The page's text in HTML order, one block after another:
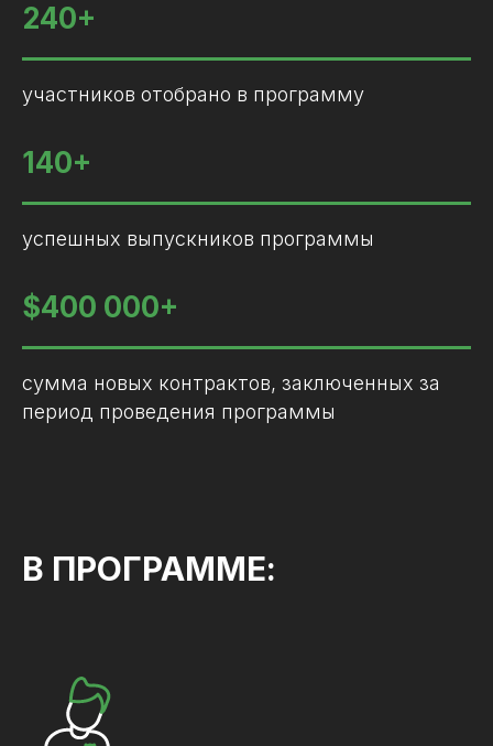
240+
участников отобрано в программу
140+
успешных выпускников программы
$400 000+
сумма новых контрактов, заключенных за
период проведения программы
В ПРОГРАММЕ: